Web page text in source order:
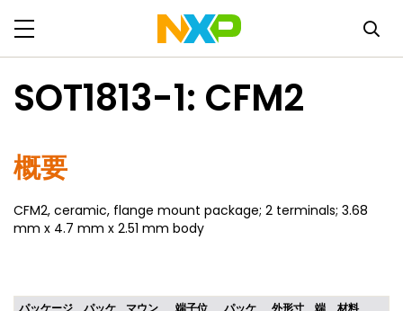
SOT1813-1: CFM2
概要
CFM2, ceramic, flange mount package; 2 terminals; 3.68
mm x 4.7 mm x 2.51 mm body